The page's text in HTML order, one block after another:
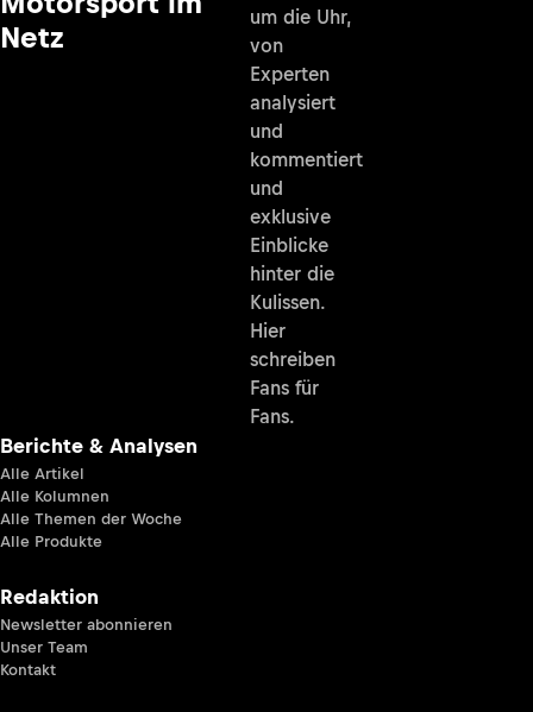
Netz
um die Uhr,
von
Experten
analysiert
und
kommentiert
und
exklusive
Einblicke
hinter die
Kulissen.
Hier
schreiben
Fans für
Fans.
Berichte & Analysen
Alle Artikel
Alle Kolumnen
Alle Themen der Woche
Alle Produkte
Redaktion
Newsletter abonnieren
Unser Team
Kontakt